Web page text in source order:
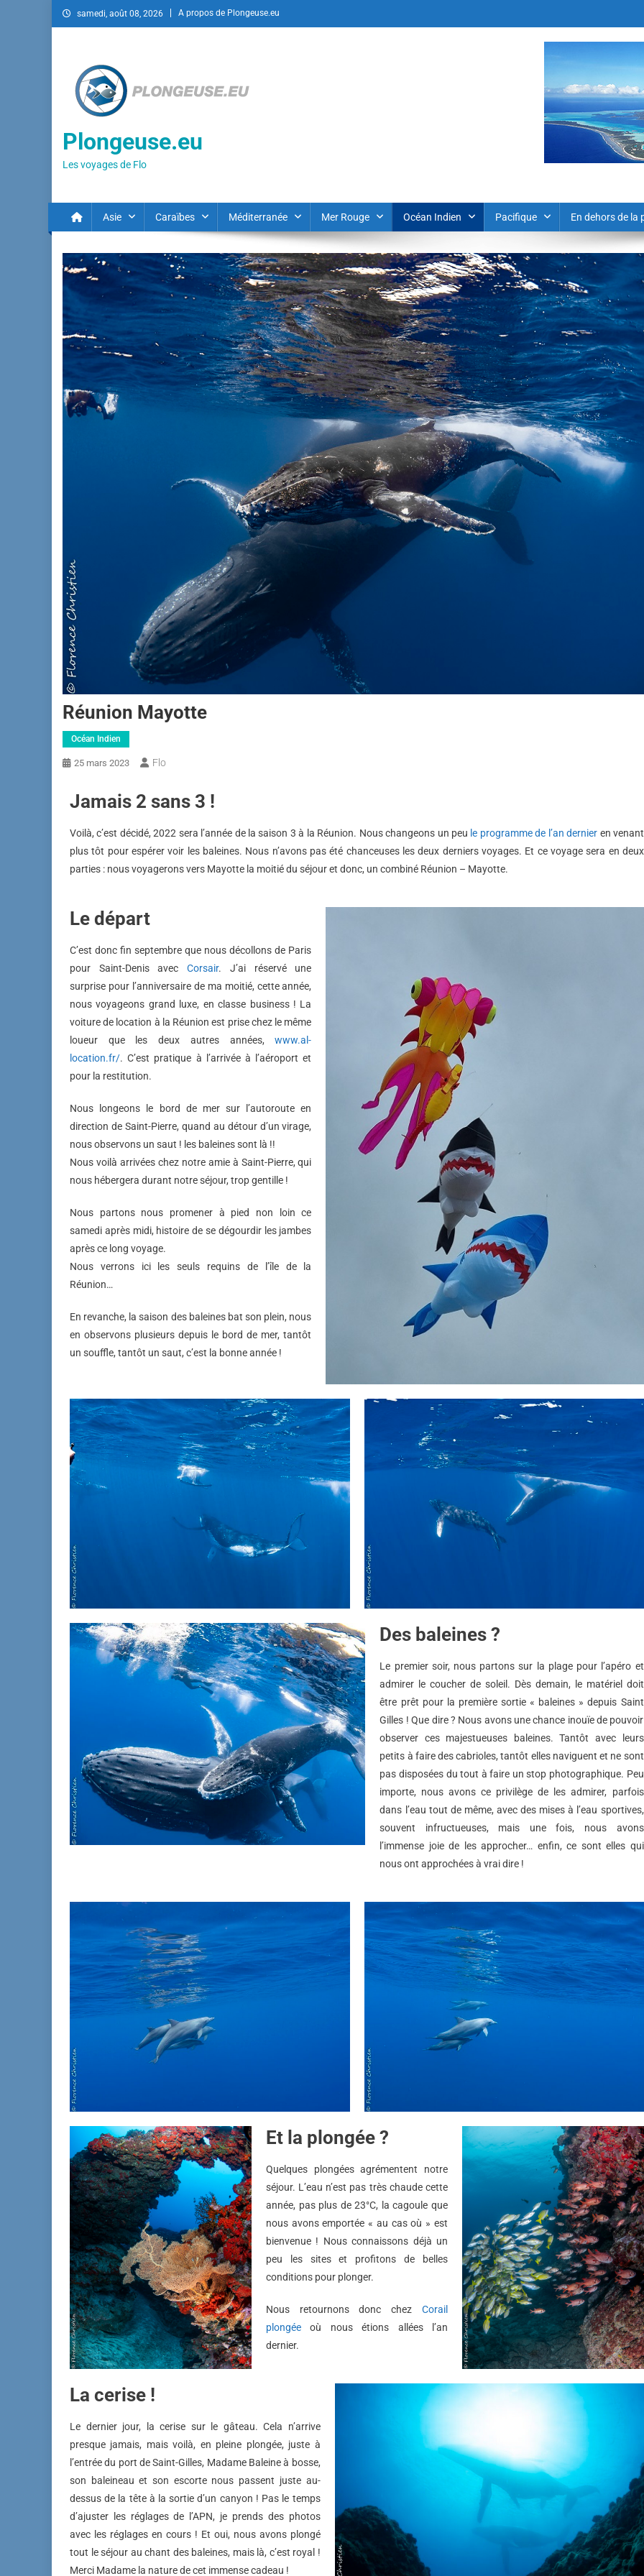
samedi, août 08, 2026 A propos de Plongeuse.eu
Plongeuse.eu
Les voyages de Flo
Asie Caraïbes Méditerranée Mer Rouge Océan Indien Pacifique En dehors de la
Réunion Mayotte
Océan Indien
25 mars 2023 Flo
Jamais 2 sans 3 !
Voilà, c’est décidé, 2022 sera l’année de la saison 3 à la Réunion. Nous changeons un peu le programme de l’an dernier en venant
plus tôt pour espérer voir les baleines. Nous n’avons pas été chanceuses les deux derniers voyages. Et ce voyage sera en deux
parties : nous voyagerons vers Mayotte la moitié du séjour et donc, un combiné Réunion – Mayotte.
Le départ
C’est donc fin septembre que nous décollons de Paris
pour Saint-Denis avecCorsair. J’ai réservé une
surprise pour l’anniversaire de ma moitié, cette année,
nous voyageons grand luxe, en classe business ! La
voiture de location à la Réunion est prise chez le même
loueur que les deux autres années,www.al-
location.fr/. C’est pratique à l’arrivée à l’aéroport et
pour la restitution.
Nous longeons le bord de mer sur l’autoroute en
direction de Saint-Pierre, quand au détour d’un virage,
nous observons un saut ! les baleines sont là !!
Nous voilà arrivées chez notre amie à Saint-Pierre, qui
nous hébergera durant notre séjour, trop gentille !
Nous partons nous promener à pied non loin ce
samedi après midi, histoire de se dégourdir les jambes
après ce long voyage.
Nous verrons ici les seuls requins de l’île de la
Réunion…
En revanche, la saison des baleines bat son plein, nous
en observons plusieurs depuis le bord de mer, tantôt
un souffle, tantôt un saut, c’est la bonne année !
Des baleines ?
Le premier soir, nous partons sur la plage pour l’apéro et
admirer le coucher de soleil. Dès demain, le matériel doit
être prêt pour la première sortie « baleines » depuis Saint
Gilles ! Que dire ? Nous avons une chance inouïe de pouvoir
observer ces majestueuses baleines. Tantôt avec leurs
petits à faire des cabrioles, tantôt elles naviguent et ne sont
pas disposées du tout à faire un stop photographique. Peu
importe, nous avons ce privilège de les admirer, parfois
dans l’eau tout de même, avec des mises à l’eau sportives,
souvent infructueuses, mais une fois, nous avons
l’immense joie de les approcher… enfin, ce sont elles qui
nous ont approchées à vrai dire !
Et la plongée ?
Quelques plongées agrémentent notre
séjour. L’eau n’est pas très chaude cette
année, pas plus de 23°C, la cagoule que
nous avons emportée « au cas où » est
bienvenue ! Nous connaissons déjà un
peu les sites et profitons de belles
conditions pour plonger.
Nous retournons donc chez Corail
plongéeoù nous étions allées l’an
dernier.
La cerise !
Le dernier jour, la cerise sur le gâteau. Cela n’arrive
presque jamais, mais voilà, en pleine plongée, juste à
l’entrée du port de Saint-Gilles, Madame Baleine à bosse,
son baleineau et son escorte nous passent juste au-
dessus de la tête à la sortie d’un canyon ! Pas le temps
d’ajuster les réglages de l’APN, je prends des photos
avec les réglages en cours ! Et oui, nous avons plongé
tout le séjour au chant des baleines, mais là, c’est royal !
Merci Madame la nature de cet immense cadeau !